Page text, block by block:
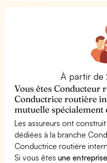
À partir de
Vous êtes
Conductrice routière
mutuelle spécialement
Les assureurs ont
dédiées à la branche
Conductrice routière
Si vous êtesune